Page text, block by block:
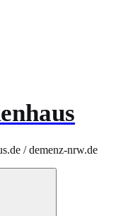
/ demenz-nrw.de